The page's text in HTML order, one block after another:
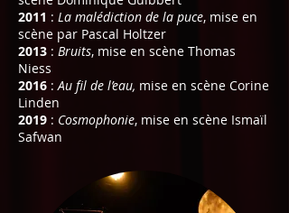
2011 : La malédiction de la puce, mise en
scène par Pascal Holtzer
2013 : Bruits, mise en scène Thomas
Niess
2016 :Au fil de l’eau, mise en scène Corine
Linden
2019 : Cosmophonie, mise en scène Ismaïl
Safwan